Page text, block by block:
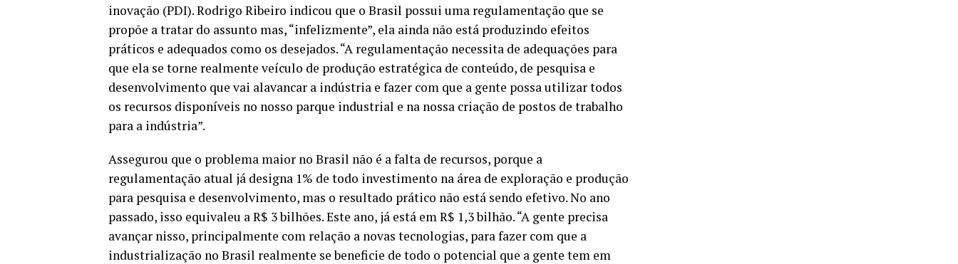
inovação (PDI). Rodrigo Ribeiro indicou que o Brasil possui uma regulamentação que se
propõe a tratar do assunto mas, “infelizmente”, ela ainda não está produzindo efeitos
práticos e adequados como os desejados. “A regulamentação necessita de adequações para
que ela se torne realmente veículo de produção estratégica de conteúdo, de pesquisa e
desenvolvimento que vai alavancar a indústria e fazer com que a gente possa utilizar todos
os recursos disponíveis no nosso parque industrial e na nossa criação de postos de trabalho
para a indústria”.
Assegurou que o problema maior no Brasil não é a falta de recursos, porque a
regulamentação atual já designa 1% de todo investimento na área de exploração e produção
para pesquisa e desenvolvimento, mas o resultado prático não está sendo efetivo. No ano
passado, isso equivaleu a R$ 3 bilhões. Este ano, já está em R$ 1,3 bilhão. “A gente precisa
avançar nisso, principalmente com relação a novas tecnologias, para fazer com que a
industrialização no Brasil realmente se beneficie de todo o potencial que a gente tem em